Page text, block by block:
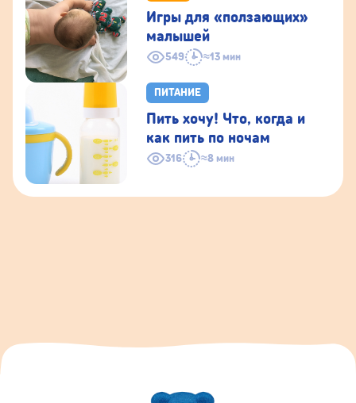
549 ≈13 мин
Игры для «ползающих»
малышей
ПИТАНИЕ
316 ≈8 мин
Пить хочу! Что, когда и
как пить по ночам